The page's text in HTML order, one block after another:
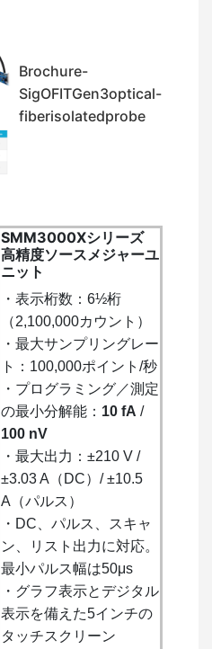
Brochure-
SigOFITGen3optical-
fiberisolatedprobe
SMM3000Xシリーズ
高精度ソースメジャーユ
ニット
・表示桁数：6½桁
（2,100,000カウント）
・最大サンプリングレー
ト：100,000ポイント/秒
・プログラミング／測定
の最小分解能： 10 fA /
100 nV
・最大出力：±210 V /
±3.03 A（DC）/ ±10.5
A（パルス）
・DC、パルス、スキャ
ン、リスト出力に対応。
最小パルス幅は50μs
・グラフ表示とデジタル
表示を備えた5インチの
タッチスクリーン